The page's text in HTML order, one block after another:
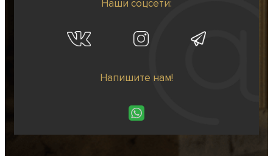
Наши соцсети:
Напишите нам!